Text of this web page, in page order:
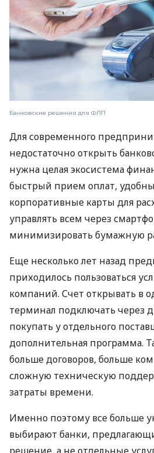
Банковские решения для ФЛП
Для современного
недостаточно открыть
нужна целая экосистема
быстрый прием оплат,
корпоративные карты для
управлять всем через
минимизировать бумажную
Еще несколько лет назад
приходилось пользоваться
компаний. Счет открывать в
терминал подключать через
покупать у отдельного
дополнительная программа.
больше договоров, больше
сложную техническую
затраты времени.
Именно поэтому все больше
выбирают банки,